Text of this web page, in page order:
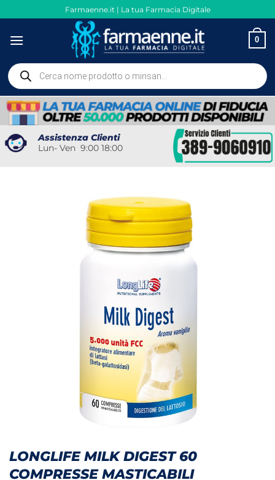
ai
contenuti
Farmaenne.it | La tua Farmacia Digitale
0
Ricerca
prodotti
Assistenza Clienti
Lun- Ven 9:00 18:00
LONGLIFE MILK DIGEST 60
COMPRESSE MASTICABILI